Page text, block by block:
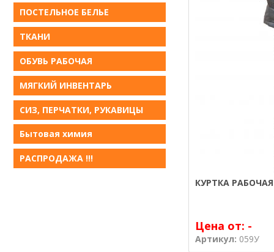
ПОСТЕЛЬНОЕ БЕЛЬE
ТКАНИ
ОБУВЬ РАБОЧАЯ
МЯГКИЙ ИНВЕНТАРЬ
СИЗ, ПЕРЧАТКИ, РУКАВИЦЫ
Бытовая химия
РАСПРОДАЖА !!!
КУРТКА
Цена от: -
Артикул: 059У